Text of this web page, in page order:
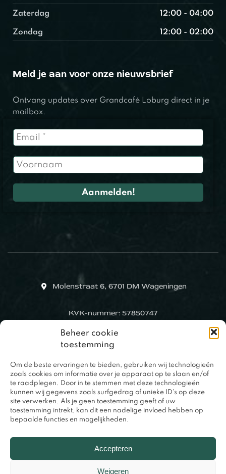
Beheer cookie
toestemming
Om de beste ervaringen te bieden, gebruiken wij technologieën
zoals cookies om informatie over je apparaat op te slaan en/of
te raadplegen. Door in te stemmen met deze technologieën
kunnen wij gegevens zoals surfgedrag of unieke ID's op deze
site verwerken. Als je geen toestemming geeft of uw
toestemming intrekt, kan dit een nadelige invloed hebben op
bepaalde functies en mogelijkheden.
Accepteren
Weigeren
Zaterdag 12:00 - 04:00
Zondag 12:00 - 02:00
Meld je aan voor onze nieuwsbrief
Ontvang updates over Grandcafé Loburg direct in je
mailbox.
Molenstraat 6, 6701 DM Wageningen
KVK-nummer: 57850747
0317 – 420848